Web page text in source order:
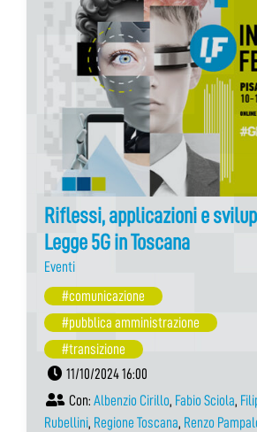
Riflessi, applicazioni e
Legge 5G in Toscana
Eventi
#comunicazione
#pubblica amministrazione
#transizione
11/10/2024 16:00
Con: Albenzio Cirillo, Fabio Sciola,
Rubellini, Regione Toscana, Renzo